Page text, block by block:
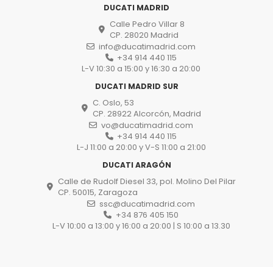
DUCATI MADRID
Calle Pedro Villar 8
CP. 28020 Madrid
info@ducatimadrid.com
+34 914 440 115
L-V 10:30 a 15:00 y 16:30 a 20:00
DUCATI MADRID SUR
C. Oslo, 53
CP. 28922 Alcorcón, Madrid
vo@ducatimadrid.com
+34 914 440 115
L-J 11:00 a 20:00 y V-S 11:00 a 21:00
DUCATI ARAGÓN
Calle de Rudolf Diesel 33, pol. Molino Del Pilar
CP. 50015, Zaragoza
ssc@ducatimadrid.com
+34 876 405 150
L-V 10:00 a 13:00 y 16:00 a 20:00 | S 10:00 a 13.30